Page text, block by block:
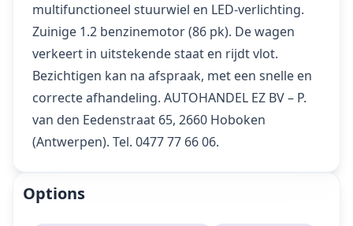
multifunctioneel stuurwiel en LED-verlichting.
Zuinige 1.2 benzinemotor (86 pk). De wagen
verkeert in uitstekende staat en rijdt vlot.
Bezichtigen kan na afspraak, met een snelle en
correcte afhandeling. AUTOHANDEL EZ BV – P.
van den Eedenstraat 65, 2660 Hoboken
(Antwerpen). Tel. 0477 77 66 06.
Options